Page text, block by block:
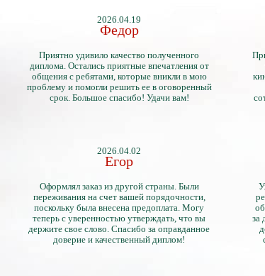
2026.04.19
Федор
Приятно удивило качество полученного
диплома. Остались приятные впечатления от
общения с ребятами, которые вникли в мою
проблему и помогли решить ее в оговоренный
срок. Большое спасибо! Удачи вам!
2026.04.02
Егор
Оформлял заказ из другой страны. Были
переживания на счет вашей порядочности,
поскольку была внесена предоплата. Могу
теперь с уверенностью утверждать, что вы
держите свое слово. Спасибо за оправданное
доверие и качественный диплом!
за